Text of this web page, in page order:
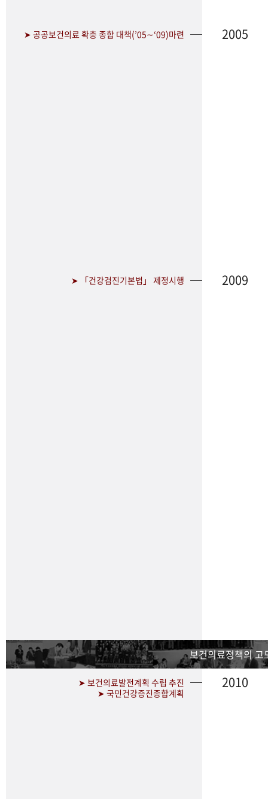
➤ 공공보건의료 확충 종합 대책(’05∼‘09)마련 2005
➤ 「건강검진기본법」 제정시행 2009
보건의료정책의 고
➤ 보건의료발전계획 수립 추진
➤ 국민건강증진종합계획
2010